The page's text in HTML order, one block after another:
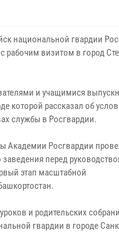
национальной гвардии
визитом в город
и учащимися
которой рассказал об
службы в Росгвардии.
Академии Росгвардии
перед
этап масштабной
и родительских
гвардии в городе